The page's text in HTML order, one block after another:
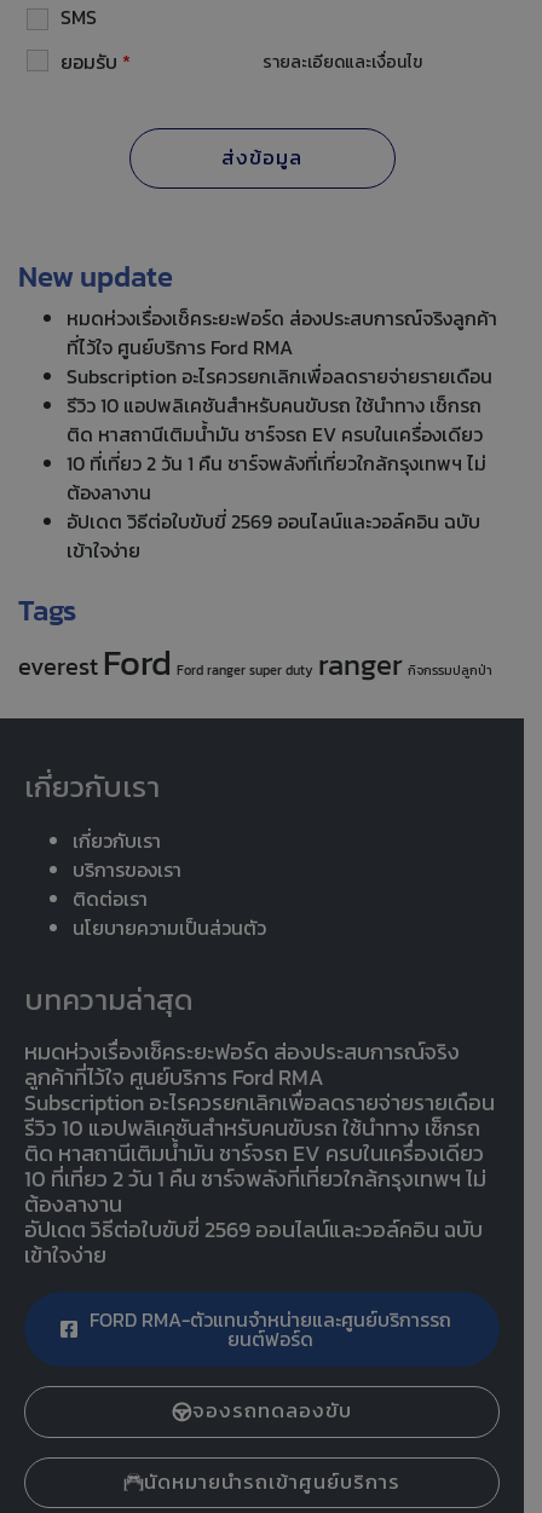
SMS
ยอมรับ * รายละเอียดและเงื่อนไข
New update
หมดห่วงเรื่องเช็คระยะฟอร์ด ส่องประสบการณ์จริงลูกค้า
ที่ไว้ใจ ศูนย์บริการ Ford RMA
Subscription อะไรควรยกเลิกเพื่อลดรายจ่ายรายเดือน
รีวิว 10 แอปพลิเคชันสำหรับคนขับรถ ใช้นำทาง เช็กรถ
ติด หาสถานีเติมน้ำมัน ชาร์จรถ EV ครบในเครื่องเดียว
10 ที่เที่ยว 2 วัน 1 คืน ชาร์จพลังที่เที่ยวใกล้กรุงเทพฯ ไม่
ต้องลางาน
อัปเดต วิธีต่อใบขับขี่ 2569 ออนไลน์และวอล์คอิน ฉบับ
เข้าใจง่าย
Tags
everest Ford Ford ranger super duty ranger กิจกรรมปลูกป่า
เกี่ยวกับเรา
เกี่ยวกับเรา
บริการของเรา
ติดต่อเรา
นโยบายความเป็นส่วนตัว
บทความล่าสุด
หมดห่วงเรื่องเช็คระยะฟอร์ด ส่องประสบการณ์จริง
ลูกค้าที่ไว้ใจ ศูนย์บริการ Ford RMA
Subscription อะไรควรยกเลิกเพื่อลดรายจ่ายรายเดือน
รีวิว 10 แอปพลิเคชันสำหรับคนขับรถ ใช้นำทาง เช็กรถ
ติด หาสถานีเติมน้ำมัน ชาร์จรถ EV ครบในเครื่องเดียว
10 ที่เที่ยว 2 วัน 1 คืน ชาร์จพลังที่เที่ยวใกล้กรุงเทพฯ ไม่
ต้องลางาน
อัปเดต วิธีต่อใบขับขี่ 2569 ออนไลน์และวอล์คอิน ฉบับ
เข้าใจง่าย
FORD RMA-ตัวแทนจำหน่ายและศูนย์บริการรถ
ยนต์ฟอร์ด
จองรถทดลองขับ
นัดหมายนำรถเข้าศูนย์บริการ